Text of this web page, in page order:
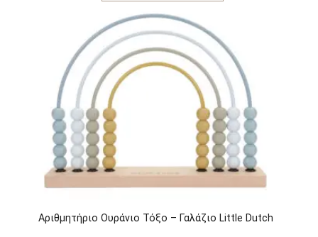
Αριθμητήριο Ουράνιο Τόξο – Γαλάζιο Little Dutch